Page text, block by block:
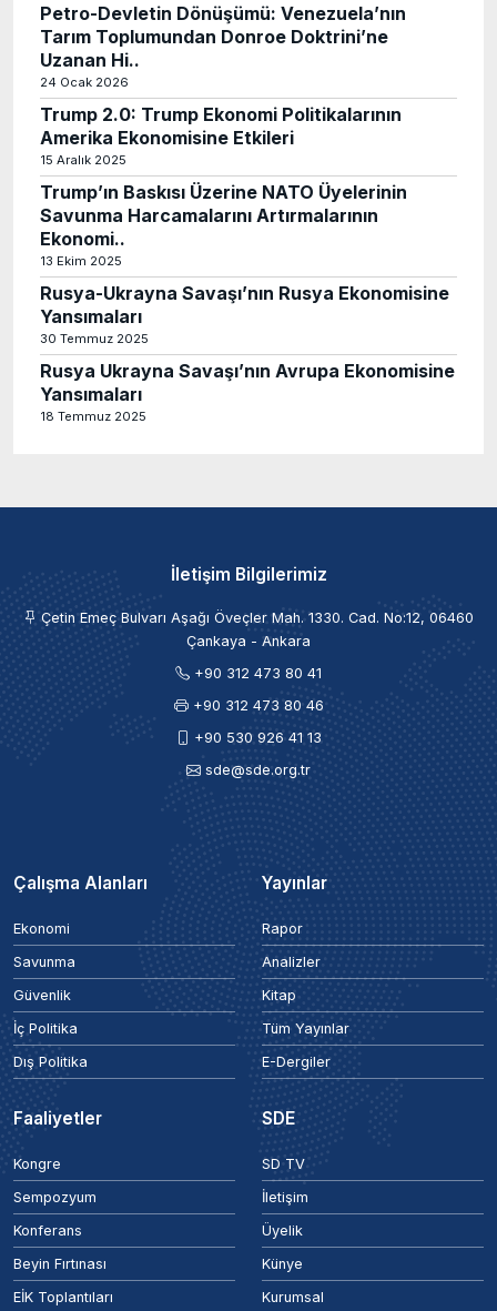
Petro-Devletin Dönüşümü: Venezuela’nın
Tarım Toplumundan Donroe Doktrini’ne
Uzanan Hi..
24 Ocak 2026
Trump 2.0: Trump Ekonomi Politikalarının
Amerika Ekonomisine Etkileri
15 Aralık 2025
Trump’ın Baskısı Üzerine NATO Üyelerinin
Savunma Harcamalarını Artırmalarının
Ekonomi..
13 Ekim 2025
Rusya-Ukrayna Savaşı’nın Rusya Ekonomisine
Yansımaları
30 Temmuz 2025
Rusya Ukrayna Savaşı’nın Avrupa Ekonomisine
Yansımaları
18 Temmuz 2025
İletişim Bilgilerimiz
Çetin Emeç Bulvarı Aşağı Öveçler Mah. 1330. Cad. No:12, 06460
Çankaya - Ankara
+90 312 473 80 41
+90 312 473 80 46
+90 530 926 41 13
sde@sde.org.tr
Çalışma Alanları
Ekonomi
Savunma
Güvenlik
İç Politika
Dış Politika
Yayınlar
Rapor
Analizler
Kitap
Tüm Yayınlar
E-Dergiler
Faaliyetler
Kongre
Sempozyum
Konferans
Beyin Fırtınası
EİK Toplantıları
SDE
SD TV
İletişim
Üyelik
Künye
Kurumsal